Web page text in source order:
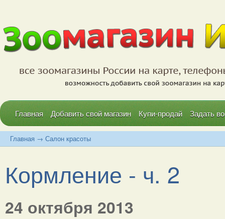
Главная Добавить свой магазин Купи-продай Задать
Главная → Салон красоты
Кормление - ч. 2
24 октября 2013